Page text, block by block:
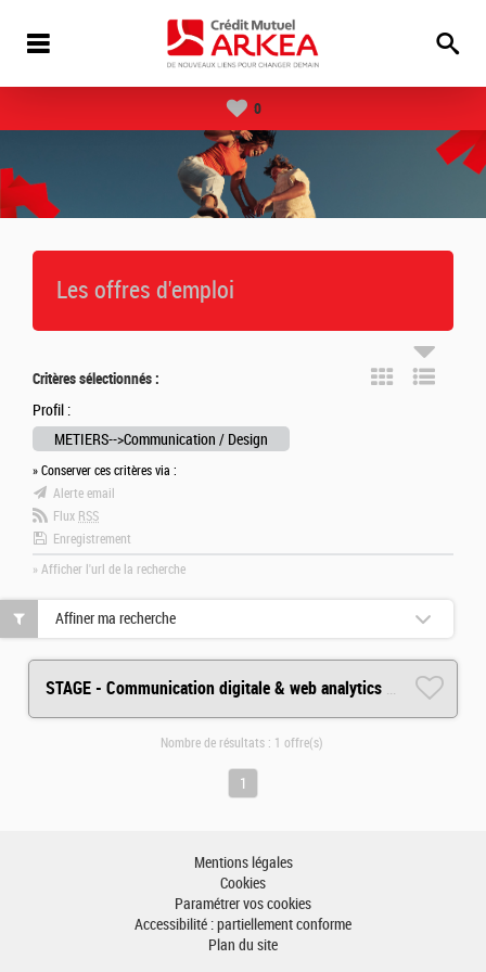
0
Les offres d'emploi
Critères sélectionnés :
Profil :
METIERS-->Communication / Design
» Conserver ces critères via :
Alerte email
Flux RSS
Enregistrement
» Afficher l'url de la recherche
STAGE - Communication digitale & web analytics H/F
Affiner ma recherche
Nombre de résultats : 1 offre(s)
1
Mentions légales
Cookies
Paramétrer vos cookies
Accessibilité : partiellement conforme
Plan du site